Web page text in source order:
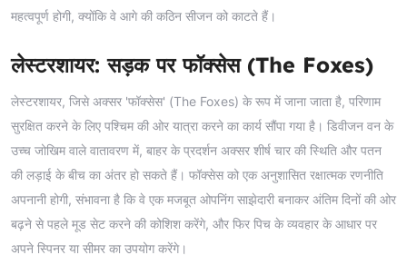
महत्वपूर्ण होगी, क्योंकि वे आगे की कठिन सीजन को काटते हैं।
लेस्टरशायर: सड़क पर फॉक्सेस (The Foxes)
लेस्टरशायर, जिसे अक्सर 'फॉक्सेस' (The Foxes) के रूप में जाना जाता है, परिणाम
सुरक्षित करने के लिए पश्चिम की ओर यात्रा करने का कार्य सौंपा गया है। डिवीजन वन के
उच्च जोखिम वाले वातावरण में, बाहर के प्रदर्शन अक्सर शीर्ष चार की स्थिति और पतन
की लड़ाई के बीच का अंतर हो सकते हैं। फॉक्सेस को एक अनुशासित रक्षात्मक रणनीति
अपनानी होगी, संभावना है कि वे एक मजबूत ओपनिंग साझेदारी बनाकर अंतिम दिनों की ओर
बढ़ने से पहले मूड सेट करने की कोशिश करेंगे, और फिर पिच के व्यवहार के आधार पर
अपने स्पिनर या सीमर का उपयोग करेंगे।